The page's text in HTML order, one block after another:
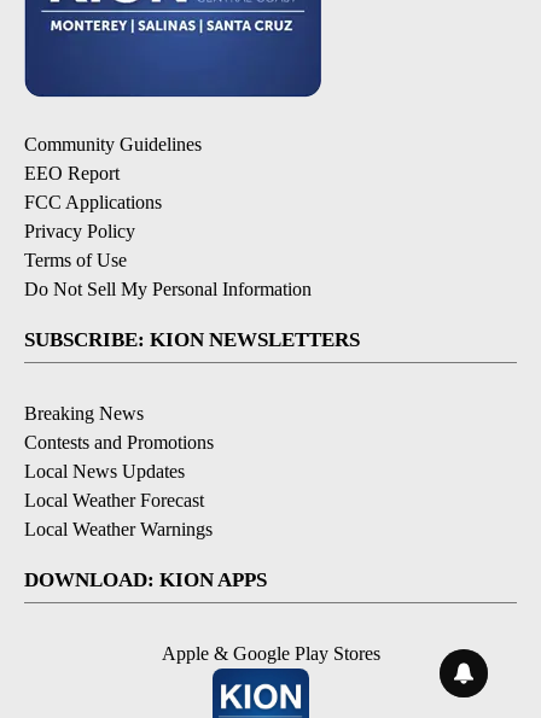
Community Guidelines
EEO Report
FCC Applications
Privacy Policy
Terms of Use
Do Not Sell My Personal Information
SUBSCRIBE: KION NEWSLETTERS
Breaking News
Contests and Promotions
Local News Updates
Local Weather Forecast
Local Weather Warnings
DOWNLOAD: KION APPS
Apple & Google Play Stores